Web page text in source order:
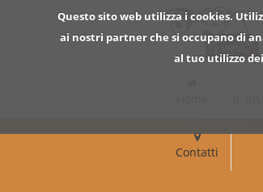
Questo sito web utilizza i cookies.
ai nostri partner che si occupano di
al tuo utilizzo
Contatti